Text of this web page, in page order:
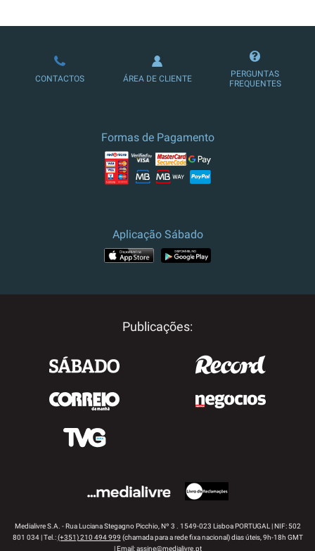
LOJA DE ASSINATURAS
CONTACTOS ÁREA DE CLIENTE
PERGUNTAS
FREQUENTES
Formas de Pagamento
Aplicação Sábado
Publicações:
Medialivre S.A. - Rua Luciana Stegagno Picchio, Nº 3 . 1549-023 Lisboa PORTUGAL | NIF: 502
801 034 | Tel.:(+351) 210 494 999 (chamada para a rede fixa nacional) dias úteis, 9h-18h GMT
| Email:assine@medialivre.pt